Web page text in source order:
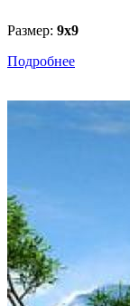
Размер: 9х9
Подробнее